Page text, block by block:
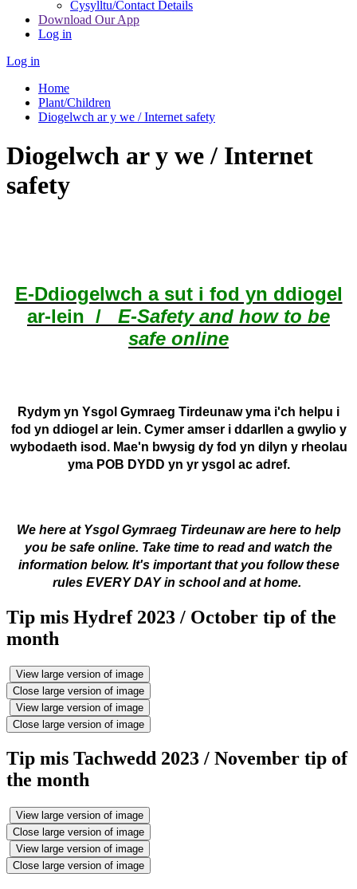
Cysylltu/Contact Details
Download Our App
Log in
Log in
Home
Plant/Children
Diogelwch ar y we / Internet safety
Diogelwch ar y we / Internet
safety
E-Ddiogelwch a sut i fod yn ddiogel
ar-lein / E-Safety and how to be
safe online
Rydym yn Ysgol Gymraeg Tirdeunaw yma i'ch helpu i
fod yn ddiogel ar lein. Cymer amser i ddarllen a gwylio y
wybodaeth isod. Mae'n bwysig dy fod yn dilyn y rheolau
yma POB DYDD yn yr ysgol ac adref.
We here at Ysgol Gymraeg Tirdeunaw are here to help
you be safe online. Take time to read and watch the
information below. It's important that you follow these
rules EVERY DAY in school and at home.
Tip mis Hydref 2023 / October tip of the
month
View large version of image
Close large version of image
View large version of image
Close large version of image
Tip mis Tachwedd 2023 / November tip of
the month
View large version of image
Close large version of image
View large version of image
Close large version of image